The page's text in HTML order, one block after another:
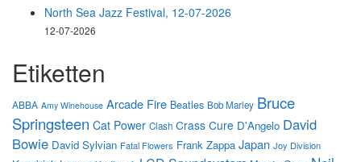
North Sea Jazz Festival, 12-07-2026
12-07-2026
Etiketten
ABBA Amy Winehouse Arcade Fire Beatles Bob Marley Bruce
Springsteen Cat Power Clash Crass Cure D'Angelo David
Bowie David Sylvian Fatal Flowers Frank Zappa Japan Joy Division